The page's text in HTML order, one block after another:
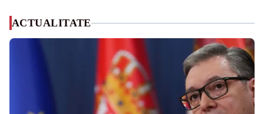
ACTUALITATE